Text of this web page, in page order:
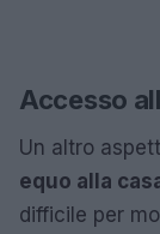
Accesso
Un altro
equo alla
difficile per